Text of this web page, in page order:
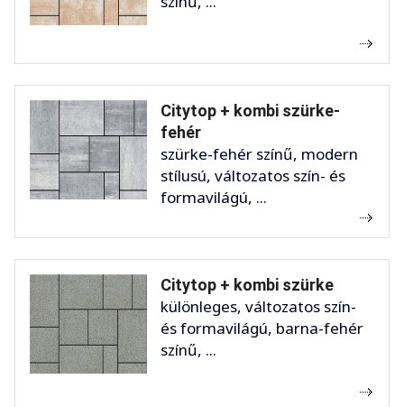
Citytop + kombi szürke-
fehér
szürke-fehér színű, modern
stílusú, változatos szín- és
formavilágú, ...
Citytop + kombi szürke
különleges, változatos szín-
és formavilágú, barna-fehér
színű, ...